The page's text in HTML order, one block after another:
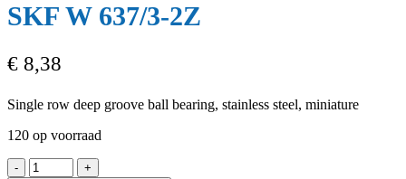
SKF W 637/3-2Z
€ 8,38
Single row deep groove ball bearing, stainless steel, miniature
120 op voorraad
SKF